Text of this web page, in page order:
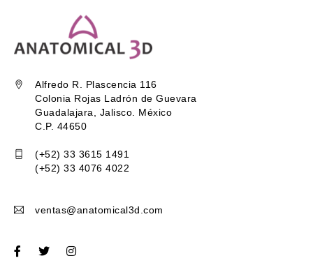
Alfredo R. Plascencia 116
Colonia Rojas Ladrón de Guevara
Guadalajara, Jalisco. México
C.P. 44650
(+52) 33 3615 1491
(+52) 33 4076 4022
ventas@anatomical3d.com